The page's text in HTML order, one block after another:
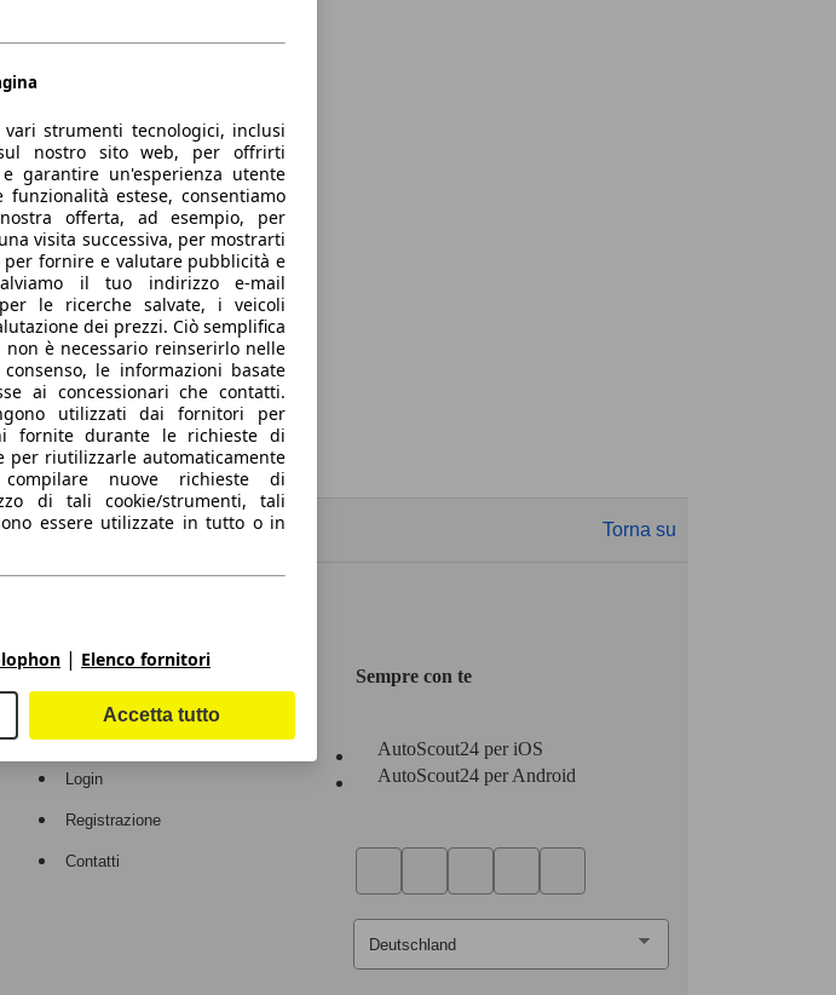
Torna su
Area rivenditori
Servizi per i dealer
Login
Registrazione
Contatti
Sempre con te
AutoScout24 per iOS
AutoScout24 per Android
strumenti tecnologici, inclusi
nostro sito web, per offrirti
garantire un'esperienza utente
estese, consentiamo
offerta, ad esempio, per
visita successiva, per mostrarti
fornire e valutare pubblicità e
il tuo indirizzo e-mail
le ricerche salvate, i veicoli
dei prezzi. Ciò semplifica
è necessario reinserirlo nelle
le informazioni basate
ai concessionari che contatti.
utilizzati dai fornitori per
fornite durante le richieste di
per riutilizzarle automaticamente
nuove richieste di
di tali cookie/strumenti, tali
essere utilizzate in tutto o in
| Elenco fornitori
Accetta tutto